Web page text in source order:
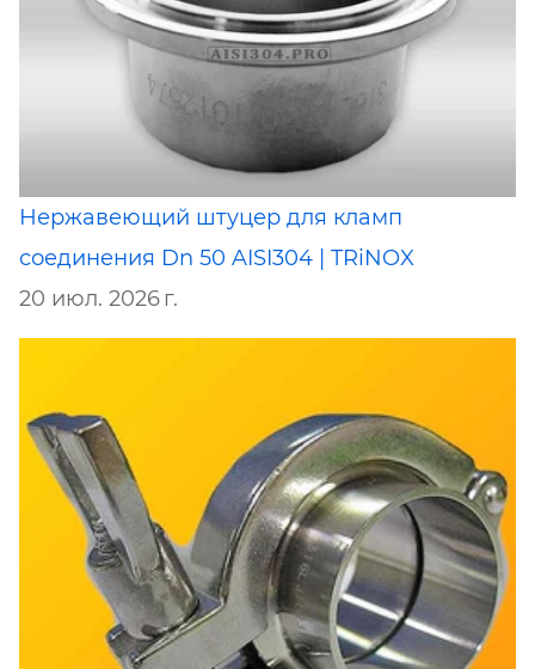
Нержавеющий штуцер для кламп
соединения Dn 50 AISI304 | TRiNOX
20 июл. 2026 г.